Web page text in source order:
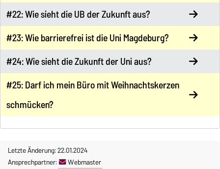
#22: Wie sieht die UB der Zukunft aus?
#23: Wie barrierefrei ist die Uni Magdeburg?
#24: Wie sieht die Zukunft der Uni aus?
#25: Darf ich mein Büro mit Weihnachtskerzen
schmücken?
Letzte Änderung: 22.01.2024
Ansprechpartner:
Webmaster